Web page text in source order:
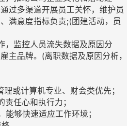
过多渠道开展员工关怀，维护员
满意度指标负责;(团建活动，员
，监控人员流失数据及原因分
主品牌。(离职数据及原因分析，
或计算机专业、财会类优先；
任心和执行力；
够快速适应工作环境；